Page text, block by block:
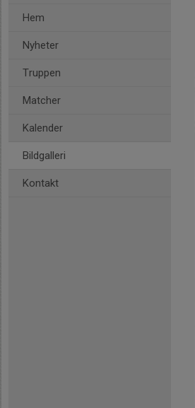
Hem
Nyheter
Truppen
Matcher
Kalender
Bildgalleri
Kontakt